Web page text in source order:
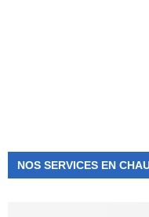
NOS SERVICES EN